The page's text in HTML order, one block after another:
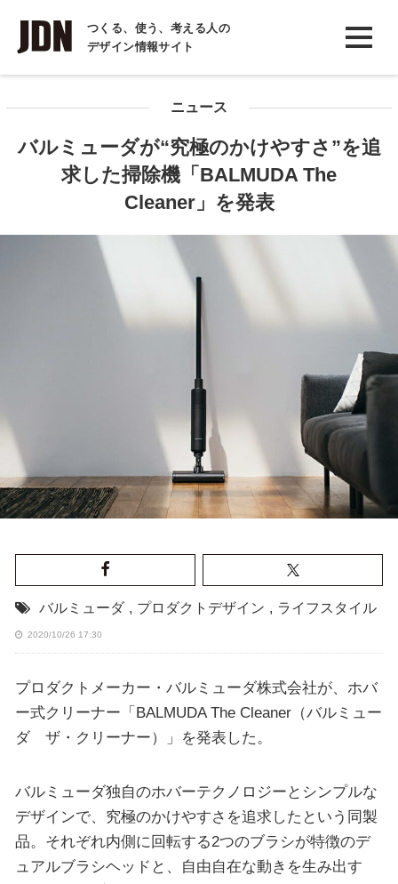
つくる、使う、考える人の
デザイン情報サイト
INTERVIEW
インタビュー
COLUMN
ニュース
バルミューダが“究極のかけやすさ”を追
求した掃除機「BALMUDA The
Cleaner」を発表
バルミューダ , プロダクトデザイン , ライフスタイル
2020/10/26 17:30
プロダクトメーカー・バルミューダ株式会社が、ホバ
ー式クリーナー「BALMUDA The Cleaner（バルミュー
ダ ザ・クリーナー）」を発表した。
バルミューダ独自のホバーテクノロジーとシンプルな
デザインで、究極のかけやすさを追求したという同製
品。それぞれ内側に回転する2つのブラシが特徴のデ
ュアルブラシヘッドと、自由自在な動きを生み出す